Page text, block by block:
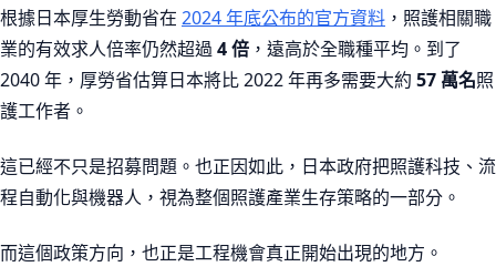
根據日本厚生勞動省在 2024 年底公布的官方資料 ，照護相關職
業的有效求人倍率仍然超過4 倍 ，遠高於全職種平均。到了
2040 年，厚勞省估算日本將比 2022 年再多需要大約 57 萬名照
護工作者。
這已經不只是招募問題。也正因如此，日本政府把照護科技、流
程自動化與機器人，視為整個照護產業生存策略的一部分。
而這個政策方向，也正是工程機會真正開始出現的地方。